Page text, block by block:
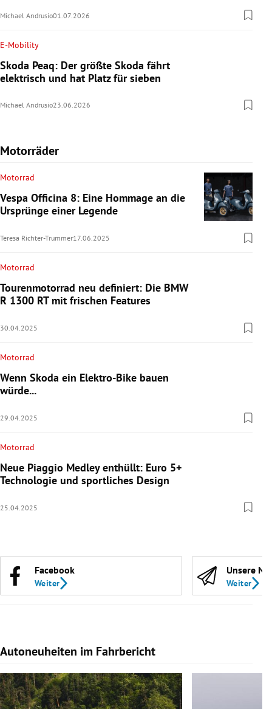
Michael Andrusio01.07.2026
E-Mobility
Skoda Peaq: Der größte Skoda fährt
elektrisch und hat Platz für sieben
Michael Andrusio23.06.2026
Motorräder
Motorrad
Vespa Officina 8: Eine Hommage an die
Ursprünge einer Legende
Teresa Richter-Trummer17.06.2025
Motorrad
Tourenmotorrad neu definiert: Die BMW
R 1300 RT mit frischen Features
30.04.2025
Motorrad
Wenn Skoda ein Elektro-Bike bauen
würde...
29.04.2025
Motorrad
Neue Piaggio Medley enthüllt: Euro 5+
Technologie und sportliches Design
25.04.2025
Facebook
Weiter
Unsere
Weiter
Autoneuheiten im Fahrbericht
Slide 1 von 7